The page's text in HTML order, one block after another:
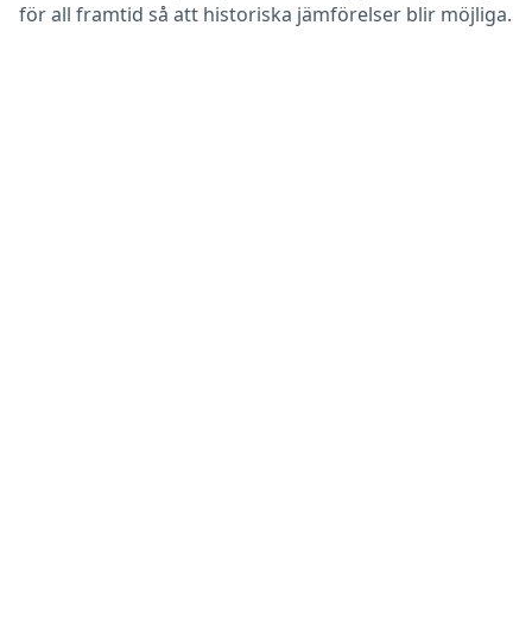
för all framtid så att historiska jämförelser blir möjliga.